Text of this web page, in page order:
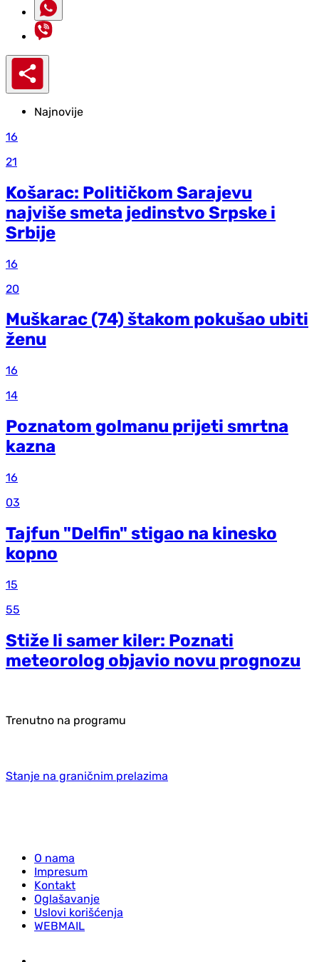
Najnovije
16
21
Košarac: Političkom Sarajevu
najviše smeta jedinstvo Srpske i
Srbije
16
20
Muškarac (74) štakom pokušao ubiti
ženu
16
14
Poznatom golmanu prijeti smrtna
kazna
16
03
Tajfun "Delfin" stigao na kinesko
kopno
15
55
Stiže li samer kiler: Poznati
meteorolog objavio novu prognozu
Trenutno na programu
Stanje na graničnim prelazima
O nama
Impresum
Kontakt
Oglašavanje
Uslovi korišćenja
WEBMAIL